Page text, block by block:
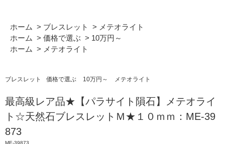
ホーム > ブレスレット > メテオライト
ホーム > 価格で選ぶ > 10万円～
ホーム > メテオライト
ブレスレット 価格で選ぶ 10万円～ メテオライト
最高級レア品★【パラサイト隕石】メテオライ
ト☆天然石ブレスレットＭ★１０ｍｍ：ME-39
873
ME-39873